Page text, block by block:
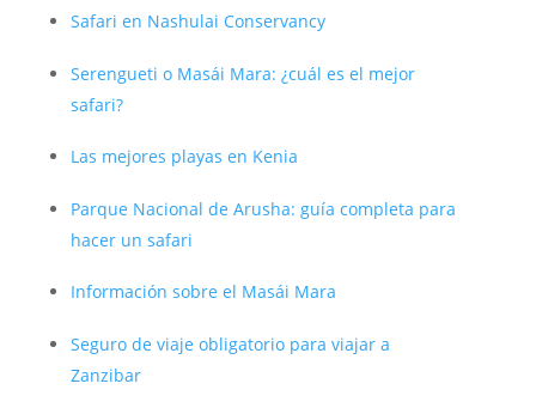
Safari en Nashulai Conservancy
Serengueti o Masái Mara: ¿cuál es el mejor
safari?
Las mejores playas en Kenia
Parque Nacional de Arusha: guía completa para
hacer un safari
Información sobre el Masái Mara
Seguro de viaje obligatorio para viajar a
Zanzibar